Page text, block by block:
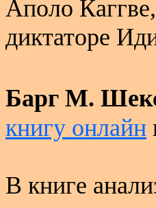
Аполо
диктаторе
Барг М.
книгу онлайн
В книге